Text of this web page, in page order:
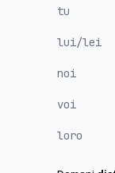
tu
lui/lei
noi
voi
loro